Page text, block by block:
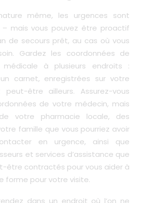
même, les urgences sont
– mais vous pouvez être proactif
de secours prêt, au cas où vous
Gardez les coordonnées de
à plusieurs endroits :
carnet, enregistrées sur votre
être ailleurs. Assurez-vous
de votre médecin, mais
votre pharmacie locale, des
famille que vous pourriez avoir
en urgence, ainsi que
et services d’assistance que
être contractés pour vous aider à
forme pour votre visite.
dans un endroit où l’on ne